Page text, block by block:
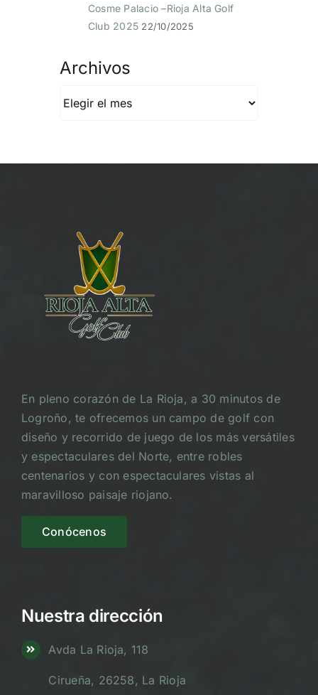
Cosme Palacio –Rioja Alta Golf
Club 2025 22/10/2025
Archivos
En pleno corazón de La Rioja, a 30 minutos de
Logroño, te ofrecemos un campo de golf con
diseño y recorrido de juego de los más versátiles
y espectaculares del Norte, entre robles
centenarios y con espectaculares vistas al
maravilloso paisaje riojano.
Conócenos
Nuestra dirección
Avda La Rioja, 118
Cirueña, 26258, La Rioja